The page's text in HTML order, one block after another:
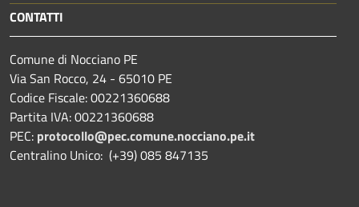
CONTATTI
Comune di Nocciano PE
Via San Rocco, 24 - 65010 PE
Codice Fiscale: 00221360688
Partita IVA: 00221360688
PEC: protocollo@pec.comune.nocciano.pe.it
Centralino Unico: (+39) 085 847135